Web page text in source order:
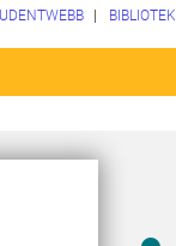
BIBLIOTEK